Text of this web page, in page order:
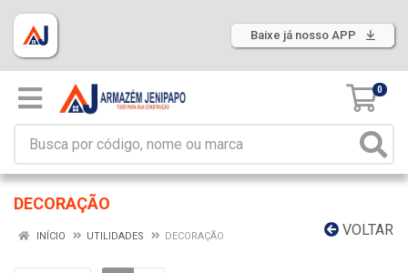
Baixe já nosso APP
0
DECORAÇÃO
VOLTAR
INÍCIO UTILIDADES DECORAÇÃO